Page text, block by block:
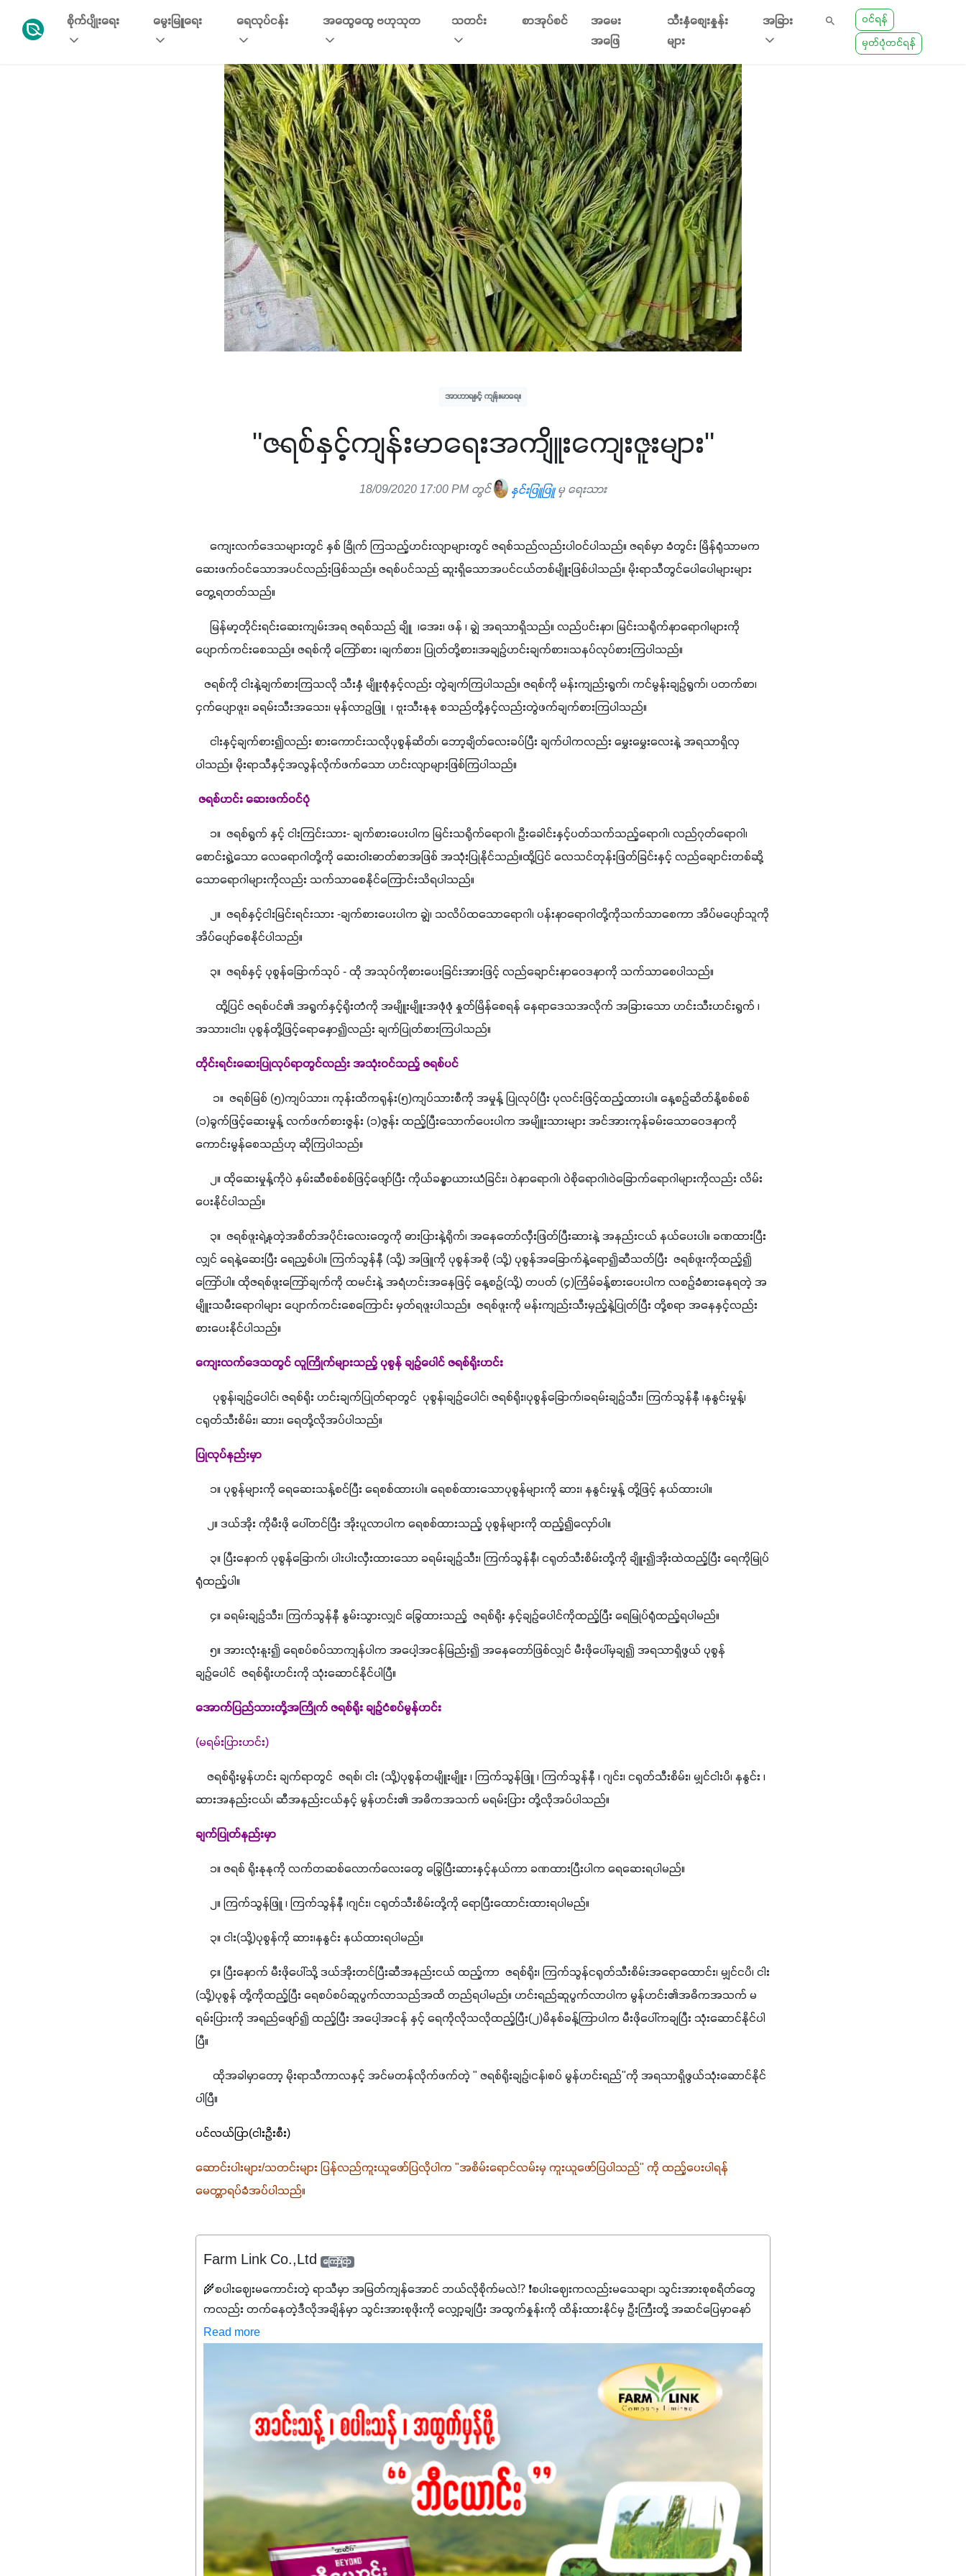
စိုက်ပျိုးရေး မွေးမြူရေး ရေလုပ်ငန်း အထွေထွေ ဗဟုသုတ သတင်း စာအုပ်စင်
အမေး
အဖြေ
သီးနှံစျေးနှုန်း
များ
အခြား
ဝင်ရန်
မှတ်ပုံတင်ရန်
အာဟာရနှင့် ကျန်းမာရေး
"ဇရစ်နှင့်ကျန်းမာရေးအကျိူးကျေးဇူးများ"
18/09/2020 17:00 PM တွင် နှင်းဖြူဖြူမှ ရေးသား
ကျေးလက်ဒေသများတွင် နှစ် ခြိုက် ကြသည့်ဟင်းလျာများတွင် ဇရစ်သည်လည်းပါဝင်ပါသည်။ ဇရစ်မှာ ခံတွင်း မြိန်ရုံသာမက
ဆေးဖက်ဝင်သောအပင်လည်းဖြစ်သည်။ ဇရစ်ပင်သည် ဆူးရှိသောအပင်ငယ်တစ်မျိူးဖြစ်ပါသည်။ မိုးရာသီတွင်ပေါပေါများများ
တွေ့ရတတ်သည်။
မြန်မာ့တိုင်းရင်းဆေးကျမ်းအရ ဇရစ်သည် ချိူ  ၊အေး၊ ဖန် ၊ ချွဲ အရသာရှိသည်။ လည်ပင်းနာ၊ မြင်းသရိုက်နာရောဂါများကို
ပျောက်ကင်းစေသည်။ ဇရစ်ကို ကြော်စား ၊ချက်စား၊ ပြုတ်တို့စား၊အချဉ်ဟင်းချက်စား၊သနပ်လုပ်စားကြပါသည်။
ဇရစ်ကို ငါးနဲ့ချက်စားကြသလို သီးနှံ မျိူးစုံနှင့်လည်း တွဲချက်ကြပါသည်။ ဇရစ်ကို မန်းကျည်းရွက်၊ ကင်မွန်းချဉ်ရွက်၊ ပတက်စာ၊
ငှက်ပျောဖူး၊ ခရမ်းသီးအသေး၊ မုန်လာဥဖြူ  ၊ ဗူးသီးနုနု စသည်တို့နှင့်လည်းတွဲဖက်ချက်စားကြပါသည်။
ငါးနှင့်ချက်စား၍လည်း စားကောင်းသလိုပုစွန်ဆိတ်၊ ဘော့ချိတ်လေးခပ်ပြီး ချက်ပါကလည်း မွှေးမွှေးလေးနဲ့ အရသာရှိလှ
ပါသည်။ မိုးရာသီနှင့်အလွန်လိုက်ဖက်သော ဟင်းလျာများဖြစ်ကြပါသည်။
ဇရစ်ဟင်း ဆေးဖက်ဝင်ပုံ
၁။  ဇရစ်ရွက် နှင့် ငါးကြင်းသား- ချက်စားပေးပါက မြင်းသရိုက်ရောဂါ၊ ဦးခေါင်းနှင့်ပတ်သက်သည့်ရောဂါ၊ လည်ဂုတ်ရောဂါ၊
စောင်းရွဲ့သော လေရောဂါတို့ကို ဆေးဝါးဓာတ်စာအဖြစ် အသုံးပြုနိုင်သည်။ထို့ပြင် လေသင်တုန်းဖြတ်ခြင်းနှင့် လည်ချောင်းတစ်ဆို့
သောရောဂါများကိုလည်း သက်သာစေနိုင်ကြောင်းသိရပါသည်။
၂။  ဇရစ်နှင့်ငါးမြင်းရင်းသား -ချက်စားပေးပါက ချွဲ၊ သလိပ်ထသောရောဂါ၊ ပန်းနာရောဂါတို့ကိုသက်သာစေကာ အိပ်မပျော်သူကို
အိပ်ပျော်စေနိုင်ပါသည်။
၃။  ဇရစ်နှင့် ပုစွန်ခြောက်သုပ် - ထို အသုပ်ကိုစားပေးခြင်းအားဖြင့် လည်ချောင်းနာဝေဒနာကို သက်သာစေပါသည်။
ထို့ပြင် ဇရစ်ပင်၏ အရွက်နှင့်ရိုးတံကို အမျိူးမျိူးအဖုံဖုံ နှုတ်မြိန်စေရန် နေရာဒေသအလိုက် အခြားသော ဟင်းသီးဟင်းရွက် ၊
အသား၊ငါး၊ ပုစွန်တို့ဖြင့်ရောနှော၍လည်း ချက်ပြုတ်စားကြပါသည်။
တိုင်းရင်းဆေးပြုလုပ်ရာတွင်လည်း အသုံးဝင်သည့် ဇရစ်ပင်
၁။  ဇရစ်မြစ် (၅)ကျပ်သား၊ ကုန်းထိကရုန်း(၅)ကျပ်သားစီကို အမှုန့် ပြုလုပ်ပြီး ပုလင်းဖြင့်ထည့်ထားပါ။ နေ့စဉ်ဆိတ်နို့စစ်စစ်
(၁)ခွက်ဖြင့်ဆေးမှုန့် လက်ဖက်စားဇွန်း (၁)ဇွန်း ထည့်ပြီးသောက်ပေးပါက အမျိူးသားများ အင်အားကုန်ခမ်းသောဝေဒနာကို
ကောင်းမွန်စေသည်ဟု ဆိုကြပါသည်။
၂။ ထိုဆေးမှုန့်ကိုပဲ နှမ်းဆီစစ်စစ်ဖြင့်ဖျော်ပြီး ကိုယ်ခန္ဓာယားယံခြင်း၊ ဝဲနာရောဂါ၊ ဝဲစိုရောဂါ၊ဝဲခြောက်ရောဂါများကိုလည်း လိမ်း
ပေးနိုင်ပါသည်။
၃။  ဇရစ်ဖူးရဲ့နုတဲ့အစိတ်အပိုင်းလေးတွေကို ဓားပြားနဲ့ရိုက်၊ အနေတော်လှီးဖြတ်ပြီးဆားနဲ့ အနည်းငယ် နယ်ပေးပါ။ ခဏထားပြီး
လျှင် ရေနဲ့ဆေးပြီး ရေညှစ်ပါ။ ကြက်သွန်နီ (သို့) အဖြူကို ပုစွန်အစို (သို့) ပုစွန်အခြောက်နဲ့ရော၍ဆီသတ်ပြီး  ဇရစ်ဖူးကိုထည့်၍
ကြော်ပါ။ ထိုဇရစ်ဖူးကြော်ချက်ကို ထမင်းနဲ့ အရံဟင်းအနေဖြင့် နေ့စဉ်(သို့) တပတ် (၄)ကြိမ်ခန့်စားပေးပါက လစဉ်ခံစားနေရတဲ့ အ
မျိူးသမီးရောဂါများ ပျောက်ကင်းစေကြောင်း မှတ်ရဖူးပါသည်။  ဇရစ်ဖူးကို မန်းကျည်းသီးမှည့်နဲ့ပြုတ်ပြီး တို့စရာ အနေနှင့်လည်း
စားပေးနိုင်ပါသည်။
ကျေးလက်ဒေသတွင် လူကြိုက်များသည့် ပုစွန် ချဉ်ပေါင် ဇရစ်ရိုးဟင်း
ပုစွန်၊ချဉ်ပေါင်၊ ဇရစ်ရိုး ဟင်းချက်ပြုတ်ရာတွင်  ပုစွန်၊ချဉ်ပေါင်၊ ဇရစ်ရိုး၊ပုစွန်ခြောက်၊ခရမ်းချဉ်သီး၊ ကြက်သွန်နီ ၊နနွင်းမှုန့်၊
ငရုတ်သီးစိမ်း၊ ဆား၊ ရေတို့လိုအပ်ပါသည်။
ပြုလုပ်နည်းမှာ
၁။ ပုစွန်များကို ရေဆေးသန့်စင်ပြီး ရေစစ်ထားပါ။ ရေစစ်ထားသောပုစွန်များကို ဆား၊ နနွင်းမှုန့် တို့ဖြင့် နယ်ထားပါ။
၂။ ဒယ်အိုး ကိုမီးဖို ပေါ်တင်ပြီး အိုးပူလာပါက ရေစစ်ထားသည့် ပုစွန်များကို ထည့်၍လှော်ပါ။
၃။ ပြီးနောက် ပုစွန်ခြောက်၊ ပါးပါးလှီးထားသော ခရမ်းချဉ်သီး၊ ကြက်သွန်နီ၊ ငရုတ်သီးစိမ်းတို့ကို ချိူး၍အိုးထဲထည့်ပြီး ရေကိုမြုပ်
ရုံထည့်ပါ။
၄။ ခရမ်းချဉ်သီး၊ ကြက်သွန်နီ နွမ်းသွားလျှင် ခြွေထားသည့်  ဇရစ်ရိုး နှင့်ချဉ်ပေါင်ကိုထည့်ပြီး ရေမြုပ်ရုံထည့်ရပါမည်။
၅။ အားလုံးနူး၍ ရေစပ်စပ်သာကျန်ပါက အပေါ့အငန်မြည်း၍ အနေတော်ဖြစ်လျှင် မီးဖိုပေါ်မှချ၍ အရသာရှိဖွယ် ပုစွန်
ချဉ်ပေါင်  ဇရစ်ရိုးဟင်းကို သုံးဆောင်နိုင်ပါပြီ။
အောက်ပြည်သားတို့အကြိုက် ဇရစ်ရိုး ချဉ်ငံစပ်မွန်ဟင်း
(မရမ်းပြားဟင်း)
ဇရစ်ရိုးမွန်ဟင်း ချက်ရာတွင်  ဇရစ်၊ ငါး (သို့)ပုစွန်တမျိူးမျိူး ၊ ကြက်သွန်ဖြူ ၊ ကြက်သွန်နီ ၊ ဂျင်း၊ ငရုတ်သီးစိမ်း၊ မျှင်ငါးပိ၊ နနွင်း ၊
ဆားအနည်းငယ်၊ ဆီအနည်းငယ်နှင့် မွန်ဟင်း၏ အဓိကအသက် မရမ်းပြား တို့လိုအပ်ပါသည်။
ချက်ပြုတ်နည်းမှာ
၁။ ဇရစ် ရိုးနုနုကို လက်တဆစ်လောက်လေးတွေ ခြွေပြီးဆားနှင့်နယ်ကာ ခဏထားပြီးပါက ရေဆေးရပါမည်။
၂။ ကြက်သွန်ဖြူ ၊ ကြက်သွန်နီ ၊ဂျင်း၊ ငရုတ်သီးစိမ်းတို့ကို ရောပြီးထောင်းထားရပါမည်။
၃။ ငါး(သို့)ပုစွန်ကို ဆား၊နနွင်း နယ်ထားရပါမည်။
၄။ ပြီးနောက် မီးဖိုပေါ်သို့ ဒယ်အိုးတင်ပြီးဆီအနည်းငယ် ထည့်ကာ  ဇရစ်ရိုး၊ ကြက်သွန်ငရုတ်သီးစိမ်းအရောထောင်း၊ မျှင်ငပိ၊ ငါး
(သို့)ပုစွန် တို့ကိုထည့်ပြီး ရေစပ်စပ်ဆူပွက်လာသည်အထိ တည်ရပါမည်။ ဟင်းရည်ဆူပွက်လာပါက မွန်ဟင်း၏အဓိကအသက် မ
ရမ်းပြားကို အရည်ဖျော်၍ ထည့်ပြီး အပေါ့အငန် နှင့် ရေကိုလိုသလိုထည့်ပြီး(၂)မိနစ်ခန့်ကြာပါက မီးဖိုပေါ်ကချပြီး သုံးဆောင်နိုင်ပါ
ပြီ။
ထိုအခါမှာတော့ မိုးရာသီကာလနှင့် အင်မတန်လိုက်ဖက်တဲ့ " ဇရစ်ရိုးချဉ်၊ငန်၊စပ် မွန်ဟင်းရည်"ကို အရသာရှိဖွယ်သုံးဆောင်နိုင်
ပါပြီ။
ပင်လယ်ပြာ(ငါးဦးစီး)
ဆောင်းပါးများ/သတင်းများ ပြန်လည်ကူးယူဖော်ပြလိုပါက "အစိမ်းရောင်လမ်းမှ ကူးယူဖော်ပြပါသည်" ကို ထည့်ပေးပါရန်
မေတ္တာရပ်ခံအပ်ပါသည်။
Farm Link Co.,Ltd ကြော်ငြာ
🌾စပါးဈေးမကောင်းတဲ့ ရာသီမှာ အမြတ်ကျန်အောင် ဘယ်လိုစိုက်မလဲ⁉️ ❗စပါးဈေးကလည်းမသေချာ၊ သွင်းအားစုစရိတ်တွေ
ကလည်း တက်နေတဲ့ဒီလိုအချိန်မှာ သွင်းအားစုဖိုးကို လျှော့ချပြီး အထွက်နှုန်းကို ထိန်းထားနိုင်မှ ဦးကြီးတို့ အဆင်ပြေမှာနော်
✔️ဒါကြောင့် ကိုယ်သုံးသမျှ ကိုယ့်အတွက်အကျိုးရစေမယ့် အရည်အသွေးစိတ်ချရတဲ့ သွင်းအားစုပစ္စည်းတွေကိုပဲ ရွေးချယ်သုံး
Read more